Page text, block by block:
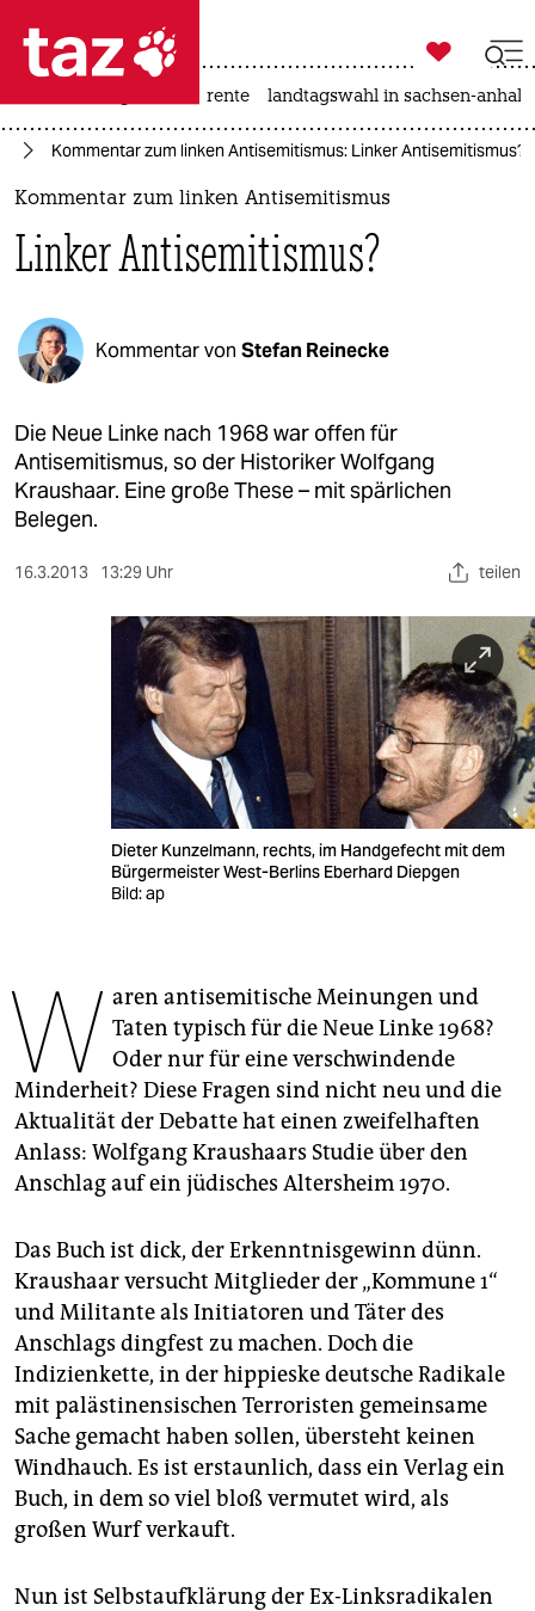
 taz zahl ich
taz zahl ich
politik
öko
gesellschaft
kultur
sport
berlin
veranstaltungen
fragen & hilfe
genossenschaft
epaper login

taz zahl ich
rente landtagswahl in sachsen-anhalt
Kommentar zum linken Antisemitismus: Linker Antisemitismus?
Kommentar zum linken Antisemitismus
Linker Antisemitismus?
Kommentar von Stefan Reinecke
Die Neue Linke nach 1968 war offen für
Antisemitismus, so der Historiker Wolfgang
Kraushaar. Eine große These – mit spärlichen
Belegen.
16.3.2013 13:29 Uhr teilen
Dieter Kunzelmann, rechts, im Handgefecht mit dem
Bürgermeister West-Berlins Eberhard Diepgen
Bild: ap
W aren antisemitische Meinungen und
Taten typisch für die Neue Linke 1968?
Oder nur für eine verschwindende
Minderheit? Diese Fragen sind nicht neu und die
Aktualität der Debatte hat einen zweifelhaften
Anlass: Wolfgang Kraushaars Studie über den
Anschlag auf ein jüdisches Altersheim 1970.
Das Buch ist dick, der Erkenntnisgewinn dünn.
Kraushaar versucht Mitglieder der „Kommune 1“
und Militante als Initiatoren und Täter des
Anschlags dingfest zu machen. Doch die
Indizienkette, in der hippieske deutsche Radikale
mit palästinensischen Terroristen gemeinsame
Sache gemacht haben sollen, übersteht keinen
Windhauch. Es ist erstaunlich, dass ein Verlag ein
Buch, in dem so viel bloß vermutet wird, als
großen Wurf verkauft.
Nun ist Selbstaufklärung der Ex-Linksradikalen